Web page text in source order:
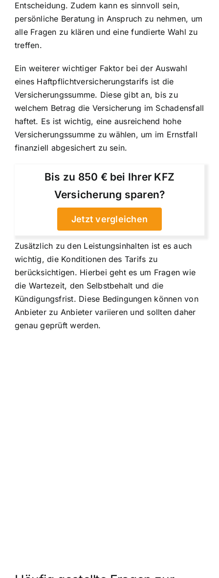
Entscheidung. Zudem kann es sinnvoll sein,
persönliche Beratung in Anspruch zu nehmen, um
alle Fragen zu klären und eine fundierte Wahl zu
treffen.
Ein weiterer wichtiger Faktor bei der Auswahl
eines Haftpflichtversicherungstarifs ist die
Versicherungssumme. Diese gibt an, bis zu
welchem Betrag die Versicherung im Schadensfall
haftet. Es ist wichtig, eine ausreichend hohe
Versicherungssumme zu wählen, um im Ernstfall
finanziell abgesichert zu sein.
Bis zu 850 € bei Ihrer KFZ
Versicherung sparen?
Jetzt vergleichen
Zusätzlich zu den Leistungsinhalten ist es auch
wichtig, die Konditionen des Tarifs zu
berücksichtigen. Hierbei geht es um Fragen wie
die Wartezeit, den Selbstbehalt und die
Kündigungsfrist. Diese Bedingungen können von
Anbieter zu Anbieter variieren und sollten daher
genau geprüft werden.